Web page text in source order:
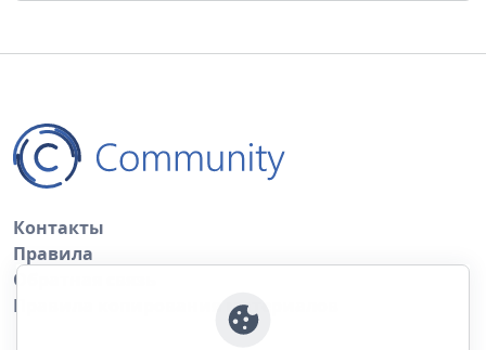
Контакты
Правила
Обратная связь
Правила копирования материалов